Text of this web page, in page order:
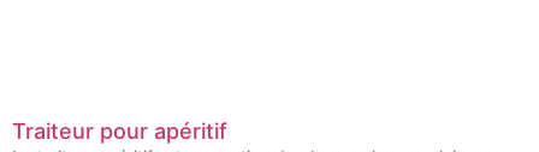
Traiteur pour apéritif